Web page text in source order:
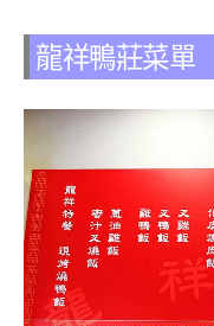
龍祥鴨莊菜單